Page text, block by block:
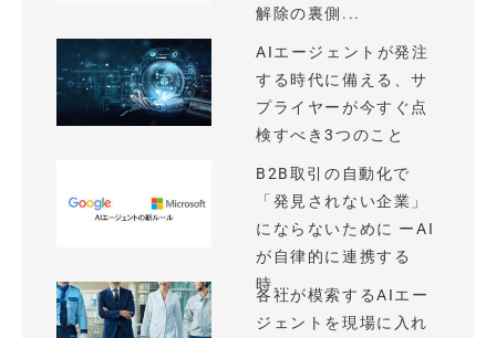
解除の裏側...
AIエージェントが発注
する時代に備える、サ
プライヤーが今すぐ点
検すべき3つのこと
B2B取引の自動化で
「発見されない企業」
にならないために ーAI
が自律的に連携する
時...
各社が模索するAIエー
ジェントを現場に入れ